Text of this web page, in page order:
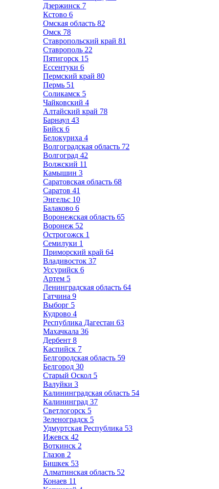
Дзержинск 7
Кстово 6
Омская область 82
Омск 78
Ставропольский край 81
Ставрополь 22
Пятигорск 15
Ессентуки 6
Пермский край 80
Пермь 51
Соликамск 5
Чайковский 4
Алтайский край 78
Барнаул 43
Бийск 6
Белокуриха 4
Волгоградская область 72
Волгоград 42
Волжский 11
Камышин 3
Саратовская область 68
Саратов 41
Энгельс 10
Балаково 6
Воронежская область 65
Воронеж 52
Острогожск 1
Семилуки 1
Приморский край 64
Владивосток 37
Уссурийск 6
Артем 5
Ленинградская область 64
Гатчина 9
Выборг 5
Кудрово 4
Республика Дагестан 63
Махачкала 36
Дербент 8
Каспийск 7
Белгородская область 59
Белгород 30
Старый Оскол 5
Валуйки 3
Калининградская область 54
Калининград 37
Светлогорск 5
Зеленоградск 5
Удмуртская Республика 53
Ижевск 42
Воткинск 2
Глазов 2
Бишкек 53
Алматинская область 52
Конаев 11